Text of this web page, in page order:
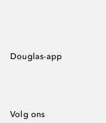
Douglas-app
Volg ons